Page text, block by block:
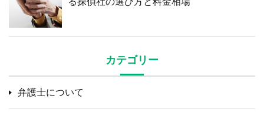
カテゴリー
弁護士について